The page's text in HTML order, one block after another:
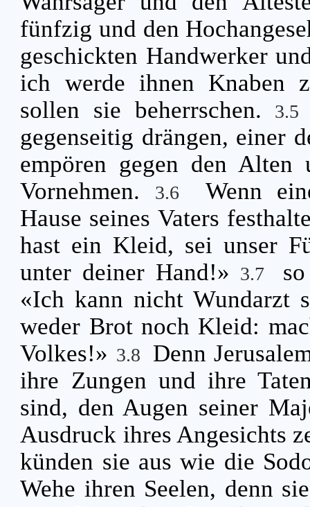
fünfzig und den
geschickten Handwerker
ich werde ihnen Knaben
sollen sie beherrschen.
gegenseitig drängen, einer
empören gegen den Alten
Vornehmen.
3.6
Wenn
Hause seines Vaters
hast ein Kleid, sei unser
unter deiner Hand!» 3.7
«Ich kann nicht Wundarzt
weder Brot noch Kleid:
Volkes!» 3.8
Denn
ihre Zungen und ihre
sind, den Augen seiner
Ausdruck ihres Angesichts
künden sie aus wie die
Wehe ihren Seelen, denn